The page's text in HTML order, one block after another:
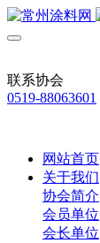
联系协会
0519-88063601
网站首页
关于我们
协会简介
会员单位
会长单位